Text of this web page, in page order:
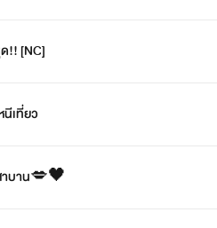
!! [NC]
นีเที่ยว
าบาน💋🖤